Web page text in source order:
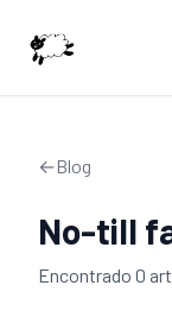
←Blog
No-till
Encontrado 0